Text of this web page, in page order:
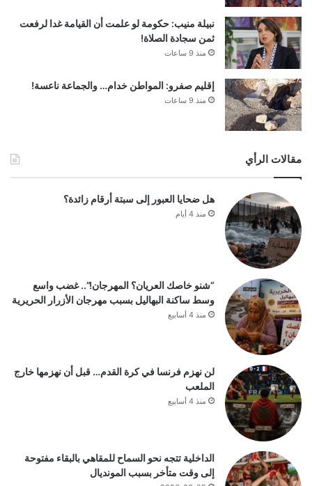
نبيلة منيب: حكومة لو علمت أن القيامة غدا لرفعت
ثمن سجادة الصلاة!
منذ 9 ساعات
إقليم صفرو: المواطن خدام… والجماعة ناعسة!
منذ 9 ساعات
مقالات الرأي
هل ضحايا العبور إلى سبتة أرقام زائدة؟
منذ 4 أيام
“شنو خاصك العريان؟ المهرجان!”.. غضب واسع
وسط ساكنة البهاليل بسبب مهرجان الأزرار الحريرية
منذ 4 أسابيع
لن نهزم فرنسا في كرة القدم… قبل أن نهزمها خارج
الملعب
منذ 4 أسابيع
الداخلية تتجه نحو السماح للمقاهي بالبقاء مفتوحة
إلى وقت متأخر بسبب المونديال